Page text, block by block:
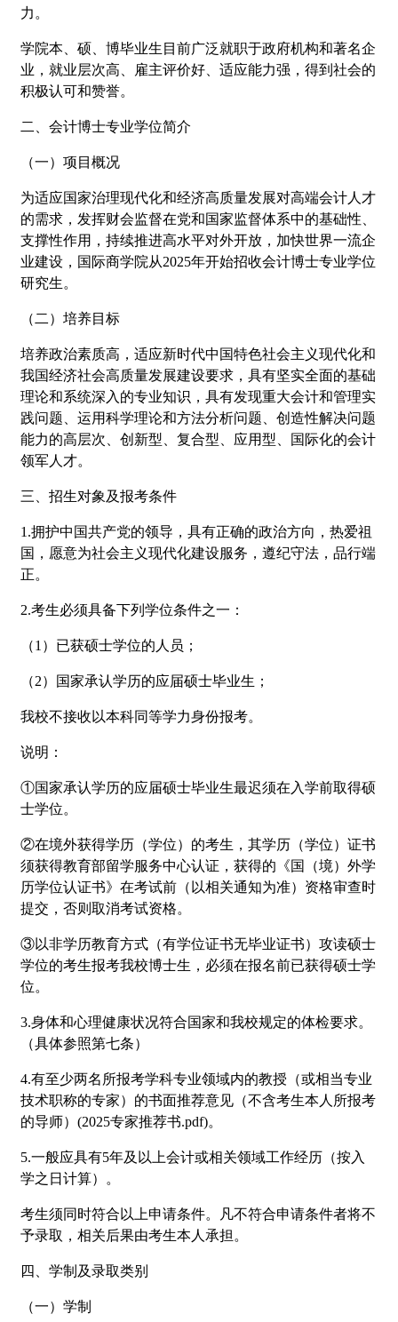
力。
学院本、硕、博毕业生目前广泛就职于政府机构和著名企
业，就业层次高、雇主评价好、适应能力强，得到社会的
积极认可和赞誉。
二、会计博士专业学位简介
（一）项目概况
为适应国家治理现代化和经济高质量发展对高端会计人才
的需求，发挥财会监督在党和国家监督体系中的基础性、
支撑性作用，持续推进高水平对外开放，加快世界一流企
业建设，国际商学院从2025年开始招收会计博士专业学位
研究生。
（二）培养目标
培养政治素质高，适应新时代中国特色社会主义现代化和
我国经济社会高质量发展建设要求，具有坚实全面的基础
理论和系统深入的专业知识，具有发现重大会计和管理实
践问题、运用科学理论和方法分析问题、创造性解决问题
能力的高层次、创新型、复合型、应用型、国际化的会计
领军人才。
三、招生对象及报考条件
1.拥护中国共产党的领导，具有正确的政治方向，热爱祖
国，愿意为社会主义现代化建设服务，遵纪守法，品行端
正。
2.考生必须具备下列学位条件之一：
（1）已获硕士学位的人员；
（2）国家承认学历的应届硕士毕业生；
我校不接收以本科同等学力身份报考。
说明：
①国家承认学历的应届硕士毕业生最迟须在入学前取得硕
士学位。
②在境外获得学历（学位）的考生，其学历（学位）证书
须获得教育部留学服务中心认证，获得的《国（境）外学
历学位认证书》在考试前（以相关通知为准）资格审查时
提交，否则取消考试资格。
③以非学历教育方式（有学位证书无毕业证书）攻读硕士
学位的考生报考我校博士生，必须在报名前已获得硕士学
位。
3.身体和心理健康状况符合国家和我校规定的体检要求。
（具体参照第七条）
4.有至少两名所报考学科专业领域内的教授（或相当专业
技术职称的专家）的书面推荐意见（不含考生本人所报考
的导师）(2025专家推荐书.pdf)。
5.一般应具有5年及以上会计或相关领域工作经历（按入
学之日计算）。
考生须同时符合以上申请条件。凡不符合申请条件者将不
予录取，相关后果由考生本人承担。
四、学制及录取类别
（一）学制